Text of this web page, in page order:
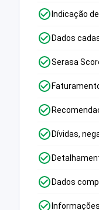
Indicação
Dados
Serasa
Dívidas,
Dados